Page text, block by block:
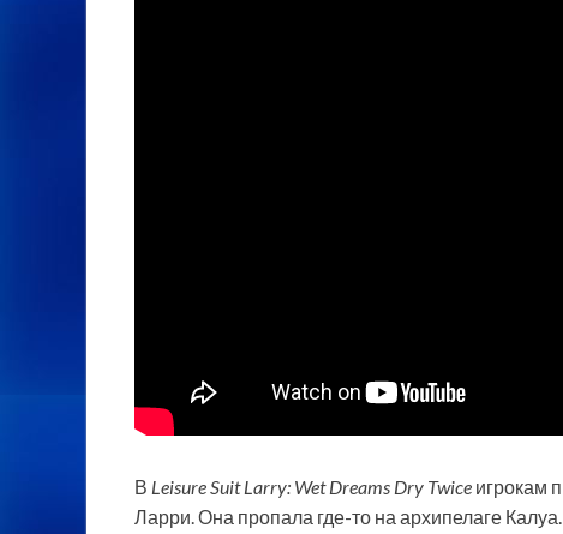
В Leisure Suit Larry: Wet Dreams Dry Twice игрокам
Ларри. Она пропала где-то на архипелаге